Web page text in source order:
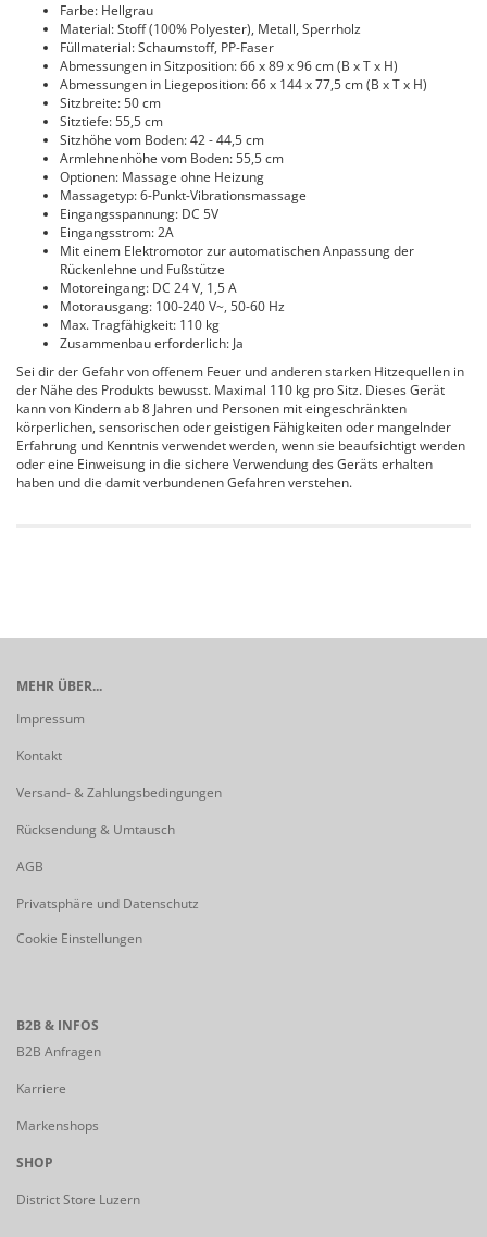
Farbe: Hellgrau
Material: Stoff (100% Polyester), Metall, Sperrholz
Füllmaterial: Schaumstoff, PP-Faser
Abmessungen in Sitzposition: 66 x 89 x 96 cm (B x T x H)
Abmessungen in Liegeposition: 66 x 144 x 77,5 cm (B x T x H)
Sitzbreite: 50 cm
Sitztiefe: 55,5 cm
Sitzhöhe vom Boden: 42 - 44,5 cm
Armlehnenhöhe vom Boden: 55,5 cm
Optionen: Massage ohne Heizung
Massagetyp: 6-Punkt-Vibrationsmassage
Eingangsspannung: DC 5V
Eingangsstrom: 2A
Mit einem Elektromotor zur automatischen Anpassung der
Rückenlehne und Fußstütze
Motoreingang: DC 24 V, 1,5 A
Motorausgang: 100-240 V~, 50-60 Hz
Max. Tragfähigkeit: 110 kg
Zusammenbau erforderlich: Ja
Sei dir der Gefahr von offenem Feuer und anderen starken Hitzequellen in
der Nähe des Produkts bewusst. Maximal 110 kg pro Sitz. Dieses Gerät
kann von Kindern ab 8 Jahren und Personen mit eingeschränkten
körperlichen, sensorischen oder geistigen Fähigkeiten oder mangelnder
Erfahrung und Kenntnis verwendet werden, wenn sie beaufsichtigt werden
oder eine Einweisung in die sichere Verwendung des Geräts erhalten
haben und die damit verbundenen Gefahren verstehen.
MEHR ÜBER...
Impressum
Kontakt
Versand- & Zahlungsbedingungen
Rücksendung & Umtausch
AGB
Privatsphäre und Datenschutz
Cookie Einstellungen
B2B & INFOS
B2B Anfragen
Karriere
Markenshops
SHOP
District Store Luzern